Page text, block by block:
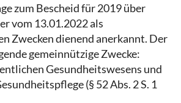
zum Bescheid für 2019 über
vom 13.01.2022 als
Zwecken dienend anerkannt. Der
gemeinnützige Zwecke:
Gesundheitswesens und
(§ 52 Abs. 2 S. 1